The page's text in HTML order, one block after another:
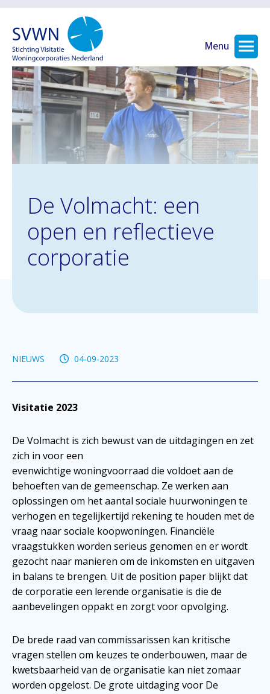
Menu
De Volmacht: een
open en reflectieve
corporatie
NIEUWS 04-09-2023
Visitatie 2023
De Volmacht is zich bewust van de uitdagingen en zet
zich in voor een
evenwichtige woningvoorraad die voldoet aan de
behoeften van de gemeenschap. Ze werken aan
oplossingen om het aantal sociale huurwoningen te
verhogen en tegelijkertijd rekening te houden met de
vraag naar sociale koopwoningen. Financiële
vraagstukken worden serieus genomen en er wordt
gezocht naar manieren om de inkomsten en uitgaven
in balans te brengen. Uit de position paper blijkt dat
de corporatie een lerende organisatie is die de
aanbevelingen oppakt en zorgt voor opvolging.
De brede raad van commissarissen kan kritische
vragen stellen om keuzes te onderbouwen, maar de
kwetsbaarheid van de organisatie kan niet zomaar
worden opgelost. De grote uitdaging voor De